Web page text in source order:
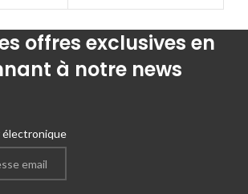
offres exclusives en
à notre news
électronique